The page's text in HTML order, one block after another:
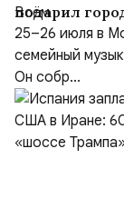
подарил
25–26 июля в
семейный
Он собр...